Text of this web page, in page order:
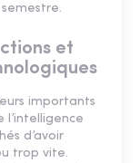
et
importants
d’avoir
trop vite.